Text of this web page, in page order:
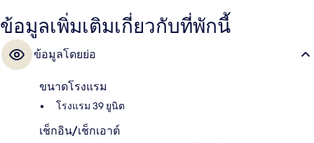
ข้อมูลเพิ่มเติมเกี่ยวกับที่พักนี้
ข้อมูลโดยย่อ
ขนาดโรงแรม
โรงแรม 39 ยูนิต
เช็กอิน/เช็กเอาต์